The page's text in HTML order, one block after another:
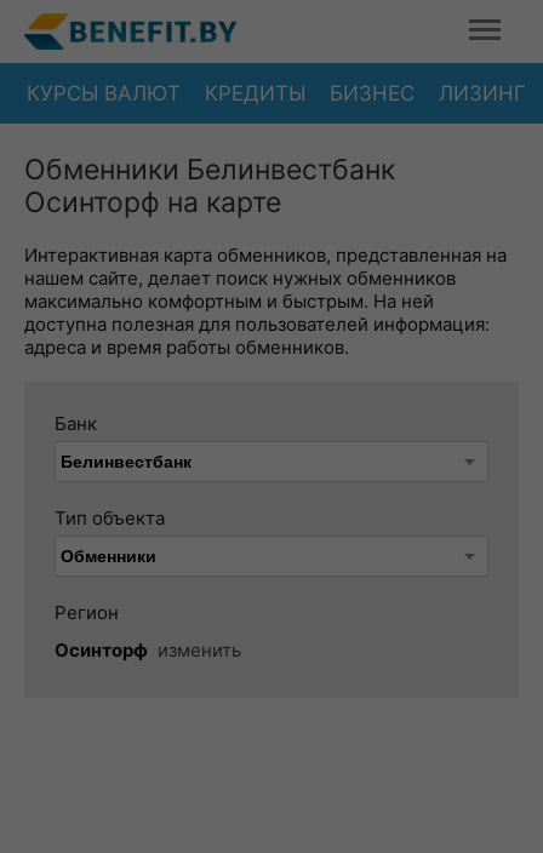
КУРСЫ ВАЛЮТ КРЕДИТЫ БИЗНЕС ЛИЗИНГ
Обменники Белинвестбанк
Осинторф на карте
Интерактивная карта обменников, представленная на
нашем сайте, делает поиск нужных обменников
максимально комфортным и быстрым. На ней
доступна полезная для пользователей информация:
адреса и время работы обменников.
Банк
Тип объекта
Регион
Осинторф изменить